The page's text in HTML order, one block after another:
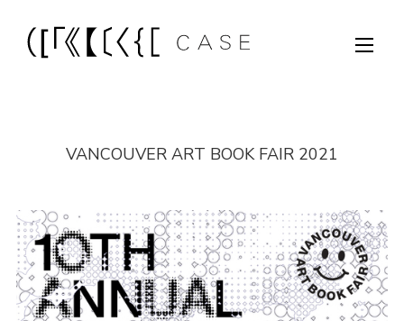
VANCOUVER ART BOOK FAIR 2021